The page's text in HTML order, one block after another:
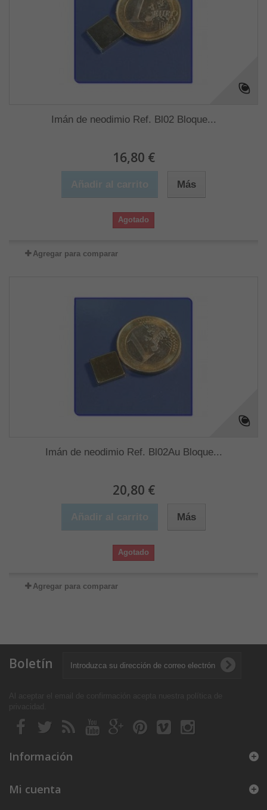
Imán de neodimio Ref. Bl02 Bloque...
16,80 €
Más
Agotado
Agregar para comparar
Imán de neodimio Ref. Bl02Au Bloque...
20,80 €
Más
Agotado
Agregar para comparar
Boletín
Información
Mi cuenta